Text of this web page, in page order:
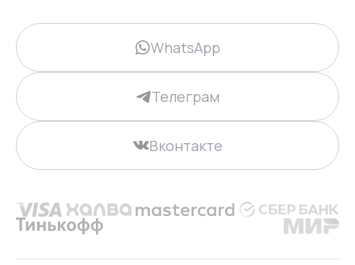
WhatsApp
Телеграм
Вконтакте